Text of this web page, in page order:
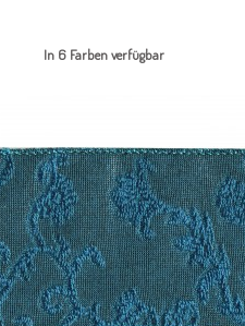
In 6 Farben verfügbar